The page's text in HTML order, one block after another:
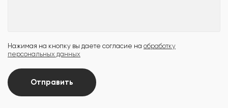
Нажимая на кнопку вы даете согласие на обработку
персональных данных
Отправить